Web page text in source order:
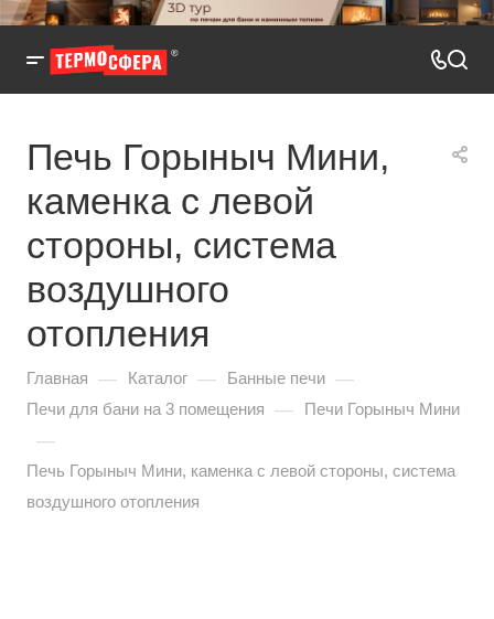
Печь Горыныч Мини,
каменка с левой
стороны, система
воздушного
отопления
Главная — Каталог — Банные печи —
Печи для бани на 3 помещения — Печи Горыныч Мини
—
Печь Горыныч Мини, каменка с левой стороны, система
воздушного отопления